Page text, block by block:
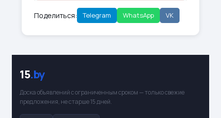
Поделиться: Telegram WhatsApp VK
15.by
Доска объявлений с ограниченным сроком — только свежие
предложения, не старше 15 дней.